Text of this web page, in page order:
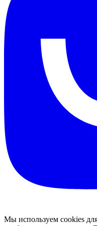
Мы используем cookies